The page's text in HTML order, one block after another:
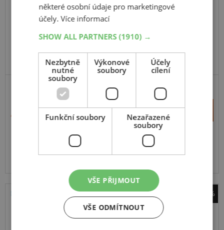
104S
SUV-UNIVERZÁLNÍ ZESÍLENÁ
4 205 Kč
–
SKLADEM Expedujeme do 5 dnů
-42%
Bridgestone
Duravis Van Winter
některé osobní údaje pro marketingové
účely.Více informací
SHOW ALL PARTNERS(1910) →
Nezbytně
nutné
soubory
Výkonové
soubory
Účely
cílení
Funkční soubory
Nezařazené
soubory
VŠE PŘIJMOUT
VŠE ODMÍTNOUT